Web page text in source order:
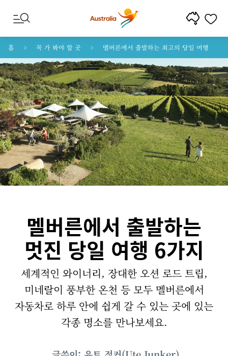
콘텐트로 건너뛰기
꼬리말 내비게이션으로 건너뛰기
홈 꼭 가 봐야 할 곳 멜버른에서 출발하는 최고의 당일 여행
멜버른에서 출발하는
멋진 당일 여행 6가지
세계적인 와이너리, 장대한 오션 로드 트립,
미네랄이 풍부한 온천 등 모두 멜버른에서
자동차로 하루 안에 쉽게 갈 수 있는 곳에 있는
각종 명소를 만나보세요.